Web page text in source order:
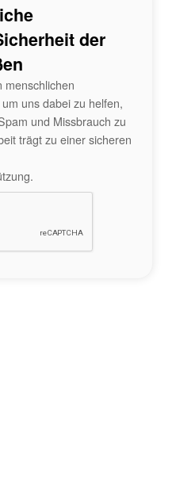
der
menschlichen
uns dabei zu helfen,
und Missbrauch zu
trägt zu einer sicheren